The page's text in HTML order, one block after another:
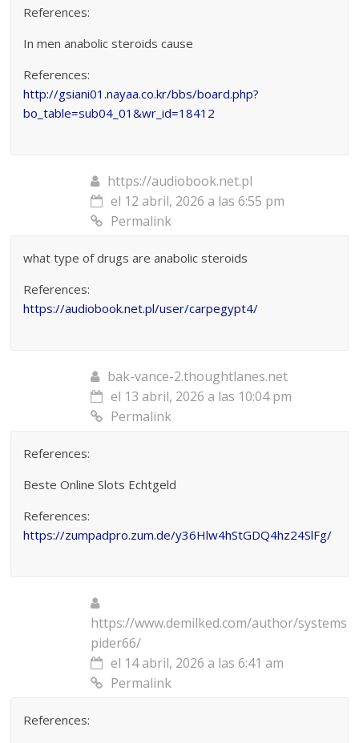
References:
In men anabolic steroids cause
References:
http://gsiani01.nayaa.co.kr/bbs/board.php?
bo_table=sub04_01&wr_id=18412
https://audiobook.net.pl
el 12 abril, 2026 a las 6:55 pm
Permalink
what type of drugs are anabolic steroids
References:
https://audiobook.net.pl/user/carpegypt4/
bak-vance-2.thoughtlanes.net
el 13 abril, 2026 a las 10:04 pm
Permalink
References:
Beste Online Slots Echtgeld
References:
https://zumpadpro.zum.de/y36Hlw4hStGDQ4hz24SlFg/
https://www.demilked.com/author/systems
pider66/
el 14 abril, 2026 a las 6:41 am
Permalink
References: